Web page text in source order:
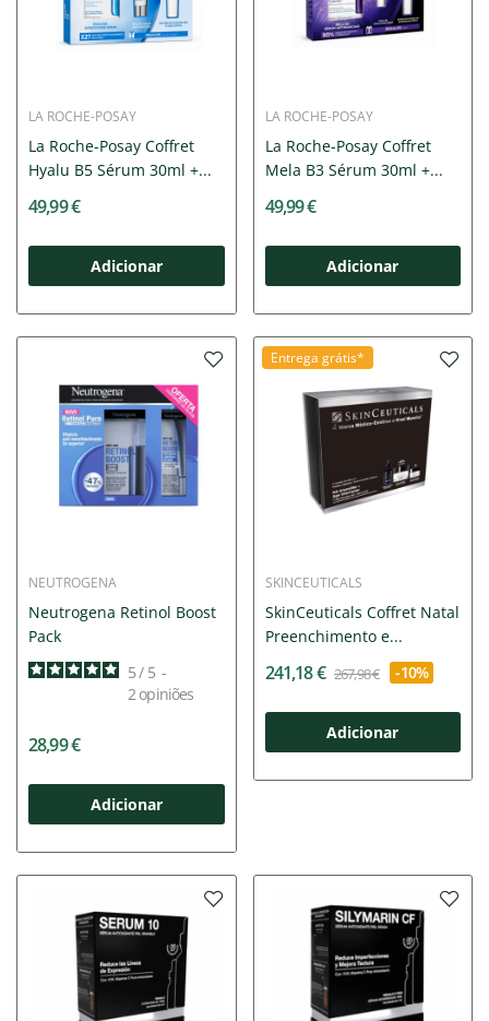
LA ROCHE-POSAY
La Roche-Posay Coffret
Hyalu B5 Sérum 30ml +...
49,99 €
Adicionar
LA ROCHE-POSAY
La Roche-Posay Coffret
Mela B3 Sérum 30ml +...
49,99 €
Adicionar
NEUTROGENA
Neutrogena Retinol Boost
Pack
5/ 5 -
2opiniões
28,99 €
Adicionar
Entrega grátis*
SKINCEUTICALS
SkinCeuticals Coffret Natal
Preenchimento e...
241,18 € 267,98 € -10%
Adicionar